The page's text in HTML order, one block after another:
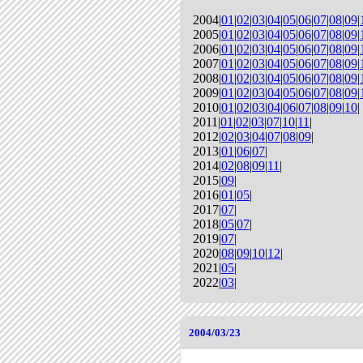
2004|01 |02|03|04|05|06|07|08|09|
2005|01 |02|03|04|05|06|07|08|09|
2006|01 |02|03|04|05|06|07|08|09|
2007|01 |02|03|04|05|06|07|08|09|
2008|01 |02|03|04|05|06|07|08|09|
2009|01 |02|03|04|05|06|07|08|09|
2010|01 |02|03|04|06|07|08|09|10|
2011|01 |02|03|07|10|11 |
2012|02|03|04|07|08|09|
2013|01 |06|07|
2014|02|08|09|11 |
2015|09|
2016|01 |05|
2017|07|
2018|05|07|
2019|07|
2020|08|09|10|12|
2021|05|
2022|03|
2004/03/23